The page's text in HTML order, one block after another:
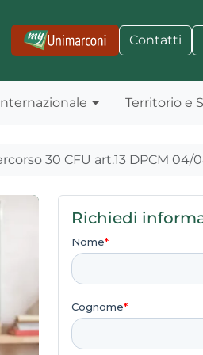
Contatti
Territorio e
30 CFU art.13 DPCM
Richiedi